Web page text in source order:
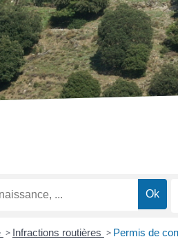
> Infractions routières > Permis de